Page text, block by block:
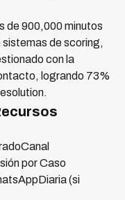
de 900,000 minutos
de scoring,
con la
logrando 73%
por Caso
(si